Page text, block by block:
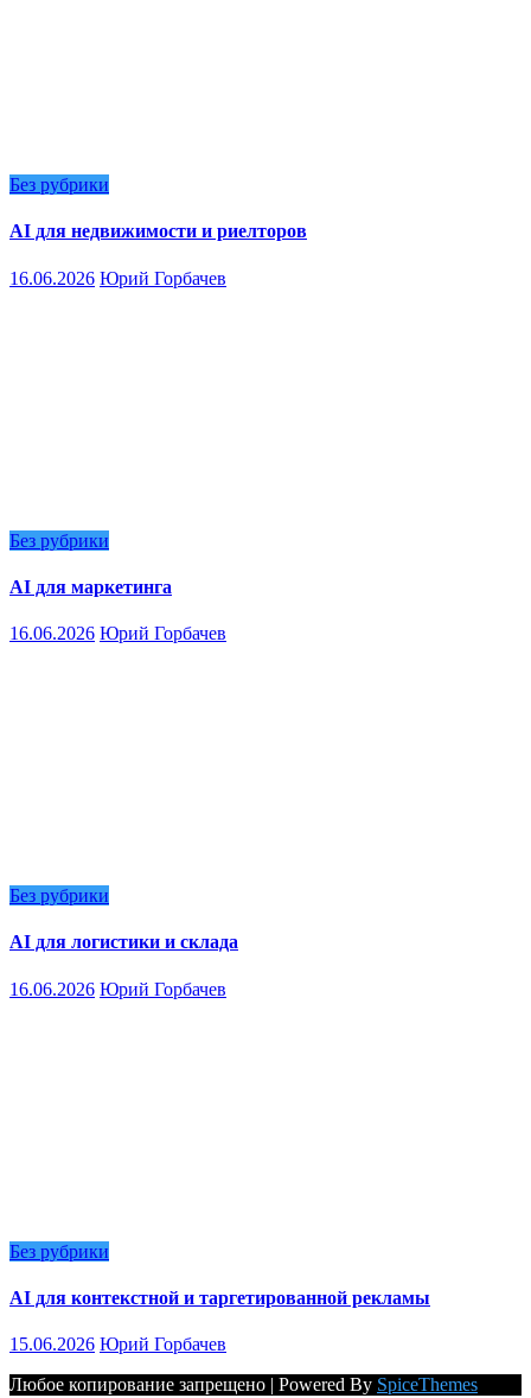
Без рубрики
AI для недвижимости и риелторов
16.06.2026 Юрий Горбачев
Без рубрики
AI для маркетинга
16.06.2026 Юрий Горбачев
Без рубрики
AI для логистики и склада
16.06.2026 Юрий Горбачев
Без рубрики
AI для контекстной и таргетированной рекламы
15.06.2026 Юрий Горбачев
Любое копирование запрещено | Powered By SpiceThemes